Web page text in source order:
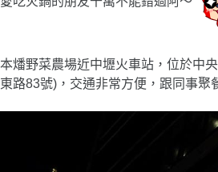
本燔野菜農場近中壢火車站，位於中
東路83號)，交通非常方便，跟同事聚